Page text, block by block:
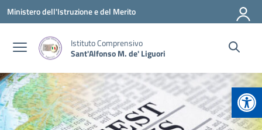
Vai ai contenuti
Vai al menu di navigazione
Vai al footer
Ministero dell'Istruzione e del Merito
Istituto Comprensivo
Sant'Alfonso M. de' Liguori